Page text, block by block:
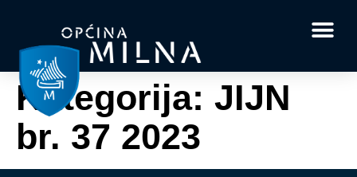
Kategorija: JIJN
br. 37 2023